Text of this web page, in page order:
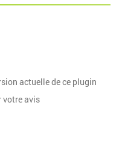
actuelle de ce plugin
votre avis